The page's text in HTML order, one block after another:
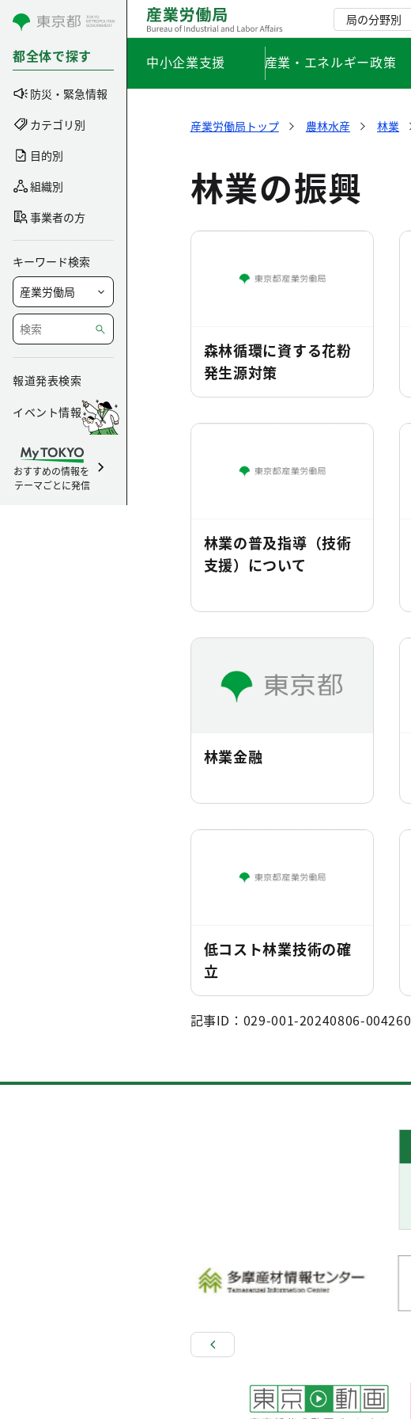
コンテンツにスキップ
都全体で探す
防災・緊急情報
カテゴリ別
目的別
組織別
事業者の方
キーワード検索
報道発表検索
イベント情報
おすすめの情報を
テーマごとに発信
局の分野別
中小企業支援 産業・エネルギー政策
産業労働局トップ 農林水産 林業
林業の振興
森林循環に資する花粉
発生源対策
林業の普及指導（技術
支援）について
林業金融
低コスト林業技術の確
立
記事ID：029-001-20240806-004260